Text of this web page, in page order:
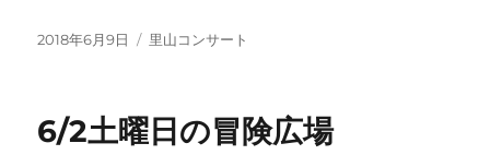
投
2018年6月9日
カ
ー
里山コンサート
6/2土曜日の冒険広場